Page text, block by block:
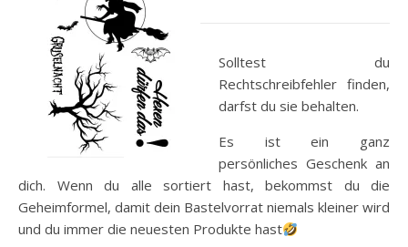
Solltest du
Rechtschreibfehler finden,
darfst du sie behalten.
Es ist ein ganz
persönliches Geschenk an
dich. Wenn du alle sortiert hast, bekommst du die
Geheimformel, damit dein Bastelvorrat niemals kleiner wird
und du immer die neuesten Produkte hast